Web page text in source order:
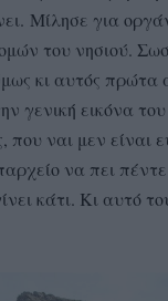
Μίλησε για
του νησιού.
κι αυτός πρώτα
γενική εικόνα
ναι μεν είναι
να πει
κάτι. Κι αυτό